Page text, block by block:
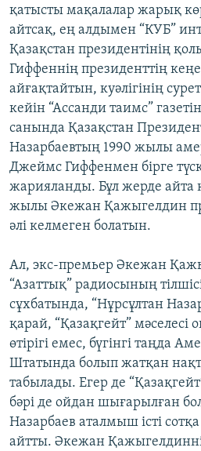
қатысты мақалалар жарық
айтсақ, ең алдымен “КУБ”
Қазақстан президентінің
Гиффеннің президенттің
айғақтайтын, куәлігінің
кейін “Ассанди таимс”
санында Қазақстан
Назарбаевтың 1990 жылы
Джеймс Гиффенмен бірге
жарияланды. Бұл жерде айта
жылы Әкежан Қажыгелдин
әлі келмеген болатын.
Ал, экс-премьер Әкежан
“Азаттық” радиосының
сұхбатында, “Нұрсұлтан
қарай, “Қазақгейт” мәселесі
өтірігі емес, бүгінгі таңда
Штатында болып жатқан
табылады. Егер де
бәрі де ойдан шығарылған
Назарбаев аталмыш істі сотқа
айтты. Әкежан